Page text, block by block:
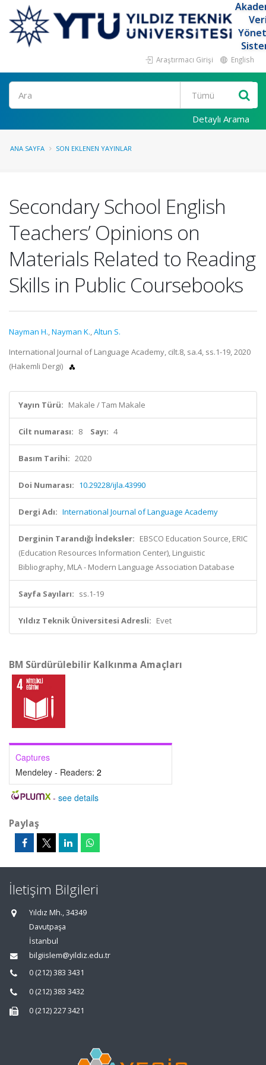
Araştırmacı Girişi English
Ara
Detaylı Arama
ANA SAYFA SON EKLENEN YAYINLAR
Secondary School English
Teachers’ Opinions on
Materials Related to Reading
Skills in Public Coursebooks
Nayman H.,Nayman K.,Altun S.
International Journal of Language Academy, cilt.8, sa.4, ss.1-19, 2020
(Hakemli Dergi)
Yayın Türü: Makale / Tam Makale
Cilt numarası: 8 Sayı: 4
Basım Tarihi: 2020
Doi Numarası: 10.29228/ijla.43990
Dergi Adı: International Journal of Language Academy
Derginin Tarandığı İndeksler: EBSCO Education Source, ERIC
(Education Resources Information Center), Linguistic
Bibliography, MLA - Modern Language Association Database
Sayfa Sayıları: ss.1-19
Yıldız Teknik Üniversitesi Adresli: Evet
BM Sürdürülebilir Kalkınma Amaçları
Captures
Mendeley - Readers: 2
- see details
Paylaş
İletişim Bilgileri
Yıldız Mh., 34349
Davutpaşa
İstanbul
bilgiislem@yildiz.edu.tr
0 (212) 383 3431
0 (212) 383 3432
0 (212) 227 3421